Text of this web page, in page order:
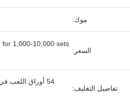
موك:
السعر:
for 1,000-10,000 sets
تفاصيل التغليف:
54 أوراق